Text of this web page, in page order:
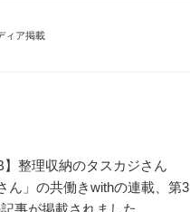
ィア掲載
】整理収納のタスカジさん
ん」の共働きwithの連載、第3
事が掲載されました